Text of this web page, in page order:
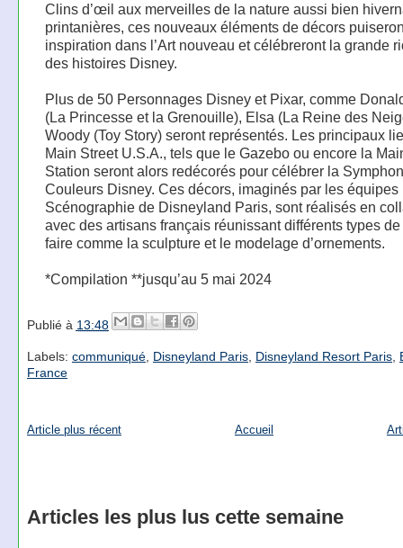
Clins d’œil aux merveilles de la nature aussi bien
printanières, ces nouveaux éléments de décors
inspiration dans l’Art nouveau et célébreront la grande
des histoires Disney.
Plus de 50 Personnages Disney et Pixar, comme
(La Princesse et la Grenouille), Elsa (La Reine des
Woody (Toy Story) seront représentés. Les principaux
Main Street U.S.A., tels que le Gazebo ou encore la
Station seront alors redécorés pour célébrer la
Couleurs Disney. Ces décors, imaginés par les équipes
Scénographie de Disneyland Paris, sont réalisés en
avec des artisans français réunissant différents types
faire comme la sculpture et le modelage d’ornements.
*Compilation **jusqu’au 5 mai 2024
Publié à 13:48
Labels: communiqué, Disneyland Paris, Disneyland Resort Paris,
France
Article plus récent Accueil
Articles les plus lus cette semaine